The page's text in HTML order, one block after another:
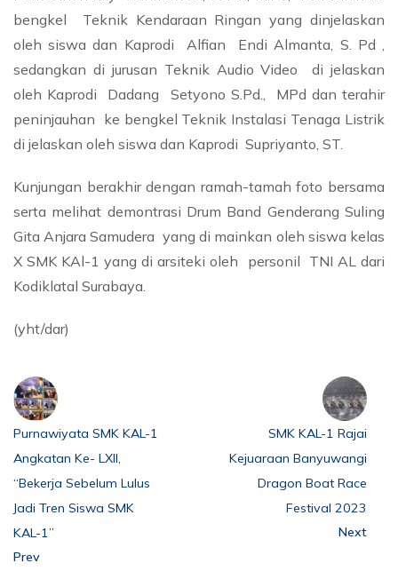
bengkel Teknik Kendaraan Ringan yang dinjelaskan
oleh siswa dan Kaprodi Alfian Endi Almanta, S. Pd ,
sedangkan di jurusan Teknik Audio Video di jelaskan
oleh Kaprodi Dadang Setyono S.Pd., MPd dan terahir
peninjauhan ke bengkel Teknik Instalasi Tenaga Listrik
di jelaskan oleh siswa dan Kaprodi Supriyanto, ST.
Kunjungan berakhir dengan ramah-tamah foto bersama
serta melihat demontrasi Drum Band Genderang Suling
Gita Anjara Samudera yang di mainkan oleh siswa kelas
X SMK KAl-1 yang di arsiteki oleh personil TNI AL dari
Kodiklatal Surabaya.
(yht/dar)
Purnawiyata SMK KAL-1
Angkatan Ke- LXII,
“Bekerja Sebelum Lulus
Jadi Tren Siswa SMK
KAL-1”
Prev
SMK KAL-1 Rajai
Kejuaraan Banyuwangi
Dragon Boat Race
Festival 2023
Next